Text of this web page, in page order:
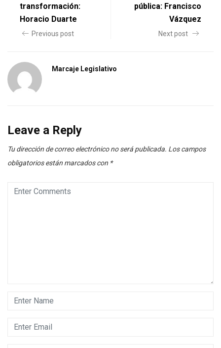
transformación:
Horacio Duarte
Previous post
pública: Francisco
Vázquez
Next post
Marcaje Legislativo
Leave a Reply
Tu dirección de correo electrónico no será publicada. Los campos
obligatorios están marcados con *